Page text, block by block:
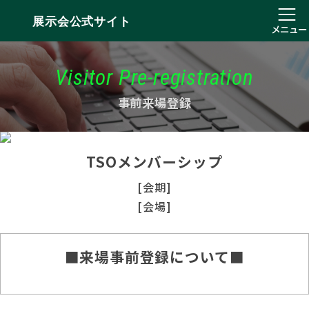
展示会公式サイト
メニュー
Visitor Pre-registration
事前来場登録
TSOメンバーシップ
[会期]
[会場]
■来場事前登録について■